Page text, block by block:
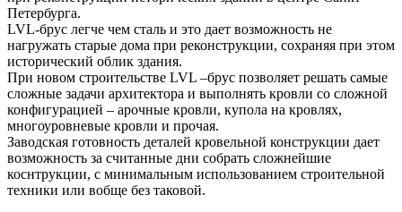
Петербурга.
LVL-брус легче чем сталь и это дает возможность не
нагружать старые дома при реконструкции, сохраняя при этом
исторический облик здания.
При новом строительстве LVL –брус позволяет решать самые
сложные задачи архитектора и выполнять кровли со сложной
конфигурацией – арочные кровли, купола на кровлях,
многоуровневые кровли и прочая.
Заводская готовность деталей кровельной конструкции дает
возможность за считанные дни собрать сложнейшие
коснтрукции, с минимальным использованием строительной
техники или вобще без таковой.